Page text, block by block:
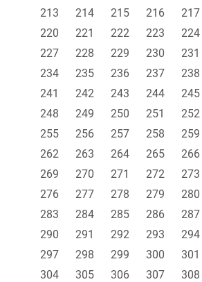
213
214 215 216 217
220
221 222 223 224
227
228 229 230 231
234
235 236 237 238
241
242 243 244 245
248
249 250 251 252
255
256 257 258 259
262
263 264 265 266
269
270 271 272 273
276
277 278 279 280
283
284 285 286 287
290
291 292 293 294
297
298 299 300 301
304
305 306 307 308